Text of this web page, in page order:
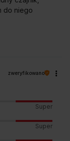
do niego
zweryfikowano
Super
Super